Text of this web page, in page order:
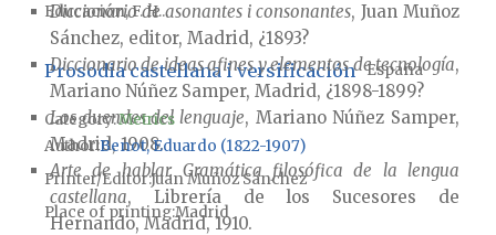
Diccionario de asonantes i consonantes, Juan Muñoz
Sánchez, editor, Madrid, ¿1893?
Diccionario de ideas afines y elementos de tecnología,
Mariano Núñez Samper, Madrid, ¿1898-1899?
Los duendes del lenguaje, Mariano Núñez Samper,
Madrid, 1908.
Arte de hablar. Gramática filosófica de la lengua
castellana, Librería de los Sucesores de
Hernando, Madrid, 1910.
Educación, F. H...
Prosodia castellana i versificación España
Category:Metrics
AuthorBenot, Eduardo (1822-1907)
Printer/EditorJuan Muñoz Sánchez
Place of printingMadrid